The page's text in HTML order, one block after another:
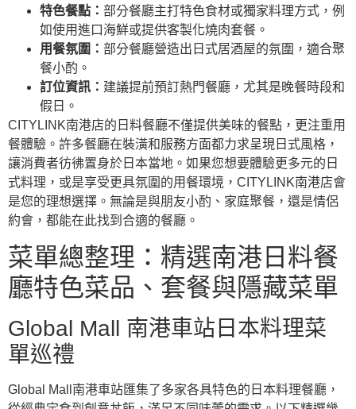
特色餐點： 部分餐廳主打特色食材或獨家料理方式，例
如使用進口海鮮或提供客製化燒肉套餐。
用餐氛圍： 部分餐廳營造出日式居酒屋的氛圍，適合聚
餐小酌。
訂位資訊： 建議提前預訂熱門餐廳，尤其是晚餐時段和
假日。
CITYLINK南港店的日料餐廳不僅提供美味的餐點，更注重用
餐體驗。許多餐廳在裝潢和服務方面都力求呈現日式風格，
讓消費者彷彿置身於日本當地。如果您想要體驗更多元的日
式料理，或是享受更具氛圍的用餐環境，CITYLINK南港店會
是您的理想選擇。無論是與朋友小酌、家庭聚餐，還是情侶
約會，都能在此找到合適的餐廳。
菜單總整理：精選南港日料餐
廳特色菜品、套餐與隱藏菜單
Global Mall 南港車站日本料理菜
單巡禮
Global Mall南港車站匯集了多家各具特色的日本料理餐廳，